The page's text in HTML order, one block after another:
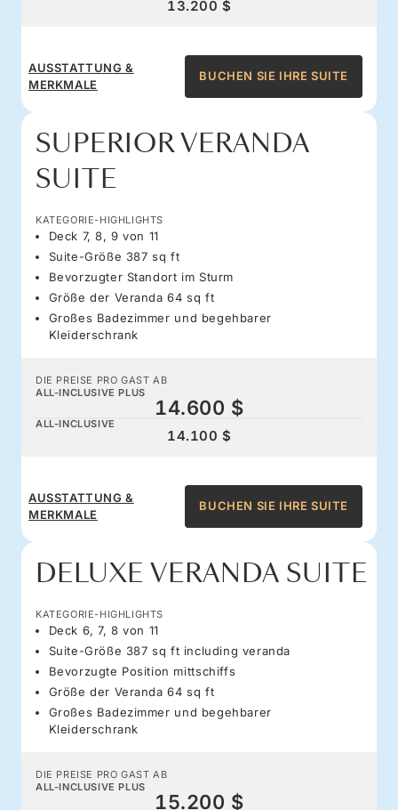
13.200 $
AUSSTATTUNG &
MERKMALE
BUCHEN SIE IHRE SUITE
SUPERIOR VERANDA
SUITE
KATEGORIE-HIGHLIGHTS
Deck 7, 8, 9 von 11
Suite-Größe 387 sq ft
Bevorzugter Standort im Sturm
Größe der Veranda 64 sq ft
Großes Badezimmer und begehbarer
Kleiderschrank
DIE PREISE PRO GAST AB
ALL-INCLUSIVE PLUS
14.600 $
ALL-INCLUSIVE
14.100 $
AUSSTATTUNG &
MERKMALE
BUCHEN SIE IHRE SUITE
DELUXE VERANDA SUITE
KATEGORIE-HIGHLIGHTS
Deck 6, 7, 8 von 11
Suite-Größe 387 sq ft including veranda
Bevorzugte Position mittschiffs
Größe der Veranda 64 sq ft
Großes Badezimmer und begehbarer
Kleiderschrank
DIE PREISE PRO GAST AB
ALL-INCLUSIVE PLUS
15.200 $